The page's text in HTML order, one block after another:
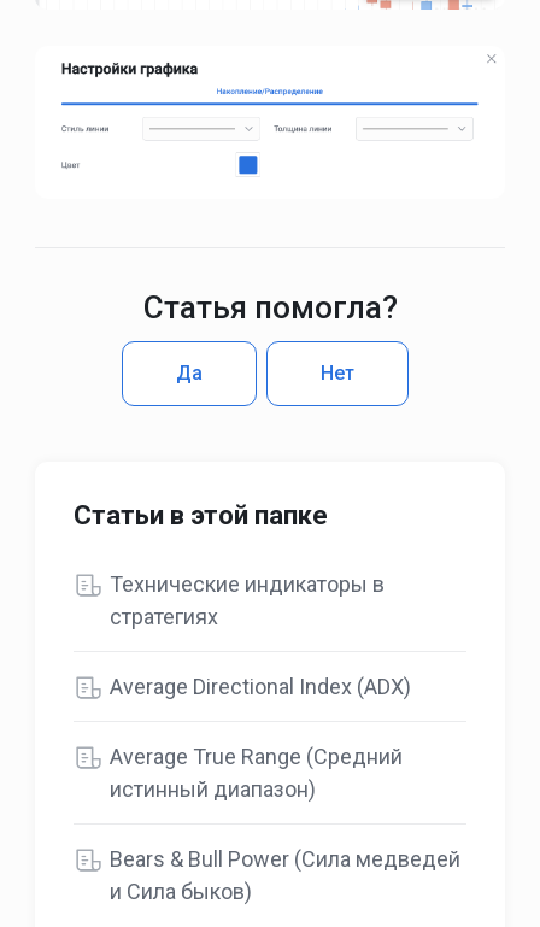
Статья помогла?
Нет
Да
Статьи в этой папке
Технические индикаторы в
стратегиях
Average Directional Index (ADX)
Average True Range (Средний
истинный диапазон)
Bears & Bull Power (Сила медведей
и Сила быков)